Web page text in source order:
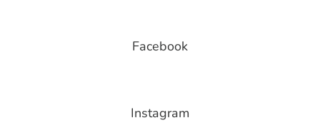
Facebook
Instagram